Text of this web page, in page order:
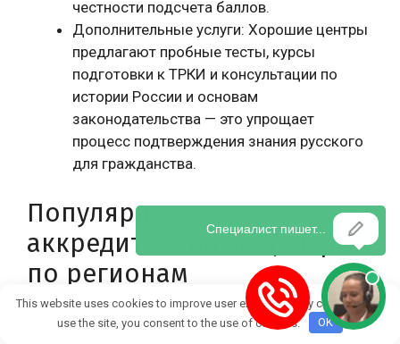
честности подсчета баллов.
Дополнительные услуги: Хорошие центры
предлагают пробные тесты, курсы
подготовки к ТРКИ и консультации по
истории России и основам
законодательства — это упрощает
процесс подтверждения знания русского
для гражданства.
Популярные
аккредитованные центры
по регионам
В России работает более 200 центров. Вот
This website uses cookies to improve user experience. By continuing to
use the site, you consent to the use of cookies.
OK